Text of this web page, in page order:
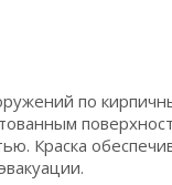
по
Краска